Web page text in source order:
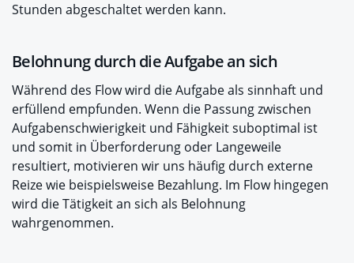
Stunden abgeschaltet werden kann.
Belohnung durch die Aufgabe an sich
Während des Flow wird die Aufgabe als sinnhaft und
erfüllend empfunden. Wenn die Passung zwischen
Aufgabenschwierigkeit und Fähigkeit suboptimal ist
und somit in Überforderung oder Langeweile
resultiert, motivieren wir uns häufig durch externe
Reize wie beispielsweise Bezahlung. Im Flow hingegen
wird die Tätigkeit an sich als Belohnung
wahrgenommen.